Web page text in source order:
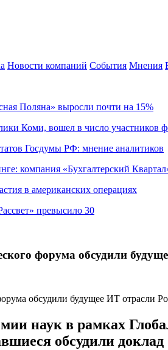
Новости компаний События Мнения
Поляна» выросли почти на 15%
Коми, вошел в число участников
Госдумы РФ: мнение аналитиков
компания «Бухгалтерский
в американских операциях
превысило 30
форума обсудили
наук в рамках
обсудили